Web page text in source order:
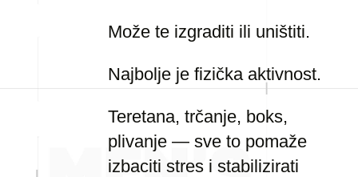
Može te izgraditi ili uništiti.
Najbolje je fizička aktivnost.
Teretana, trčanje, boks,
plivanje — sve to pomaže
izbaciti stres i stabilizirati